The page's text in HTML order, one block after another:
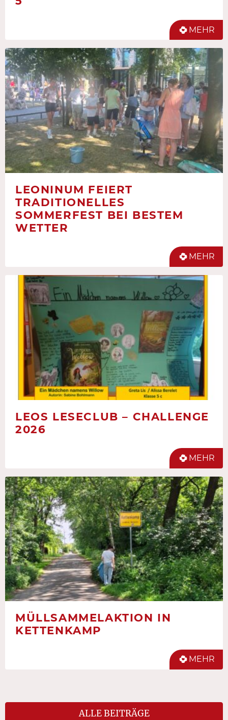
MEHR
LEONINUM FEIERT
TRADITIONELLES
SOMMERFEST BEI BESTEM
WETTER
MEHR
LEOS LESECLUB – CHALLENGE
2026
MEHR
MÜLLSAMMELAKTION IN
KETTENKAMP
MEHR
ALLE BEITRÄGE